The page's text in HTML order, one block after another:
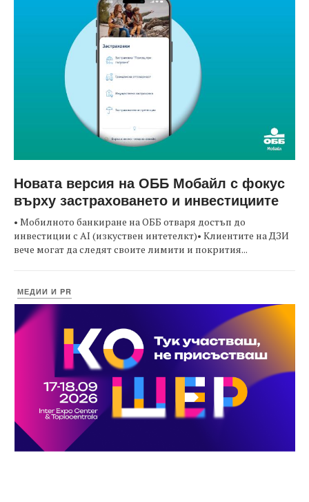
Новата версия на ОББ Мобайл с фокус
върху застраховането и инвестициите
• Мобилното банкиране на ОББ отваря достъп до
инвестиции с AI (изкуствен интетелкт)• Клиентите на ДЗИ
вече могат да следят своите лимити и покрития...
МЕДИИ И PR